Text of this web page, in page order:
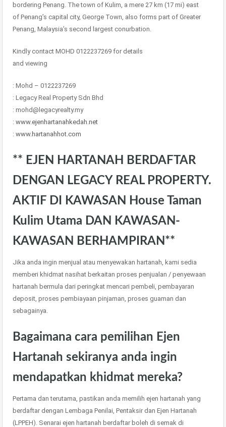
bordering Penang. The town of Kulim, a mere 27 km (17 mi) east
of Penang’s capital city, George Town, also forms part of Greater
Penang, Malaysia’s second largest conurbation.
Kindly contact MOHD 0122237269 for details
and viewing
: Mohd – 0122237269
: Legacy Real Property Sdn Bhd
: mohd@legacyrealty.my
: www.ejenhartanahkedah.net
: www.hartanahhot.com
** EJEN HARTANAH BERDAFTAR
DENGAN LEGACY REAL PROPERTY.
AKTIF DI KAWASAN House Taman
Kulim Utama DAN KAWASAN-
KAWASAN BERHAMPIRAN**
Jika anda ingin menjual atau menyewakan hartanah, kami sedia
memberi khidmat nasihat berkaitan proses penjualan / penyewaan
hartanah bermula dari peringkat mencari pembeli, pembayaran
deposit, proses pembiayaan pinjaman, proses guaman dan
sebagainya.
Bagaimana cara pemilihan Ejen
Hartanah sekiranya anda ingin
mendapatkan khidmat mereka?
Pertama dan terutama, pastikan anda memilih ejen hartanah yang
berdaftar dengan Lembaga Penilai, Pentaksir dan Ejen Hartanah
(LPPEH). Senarai ejen hartanah berdaftar boleh di semak di